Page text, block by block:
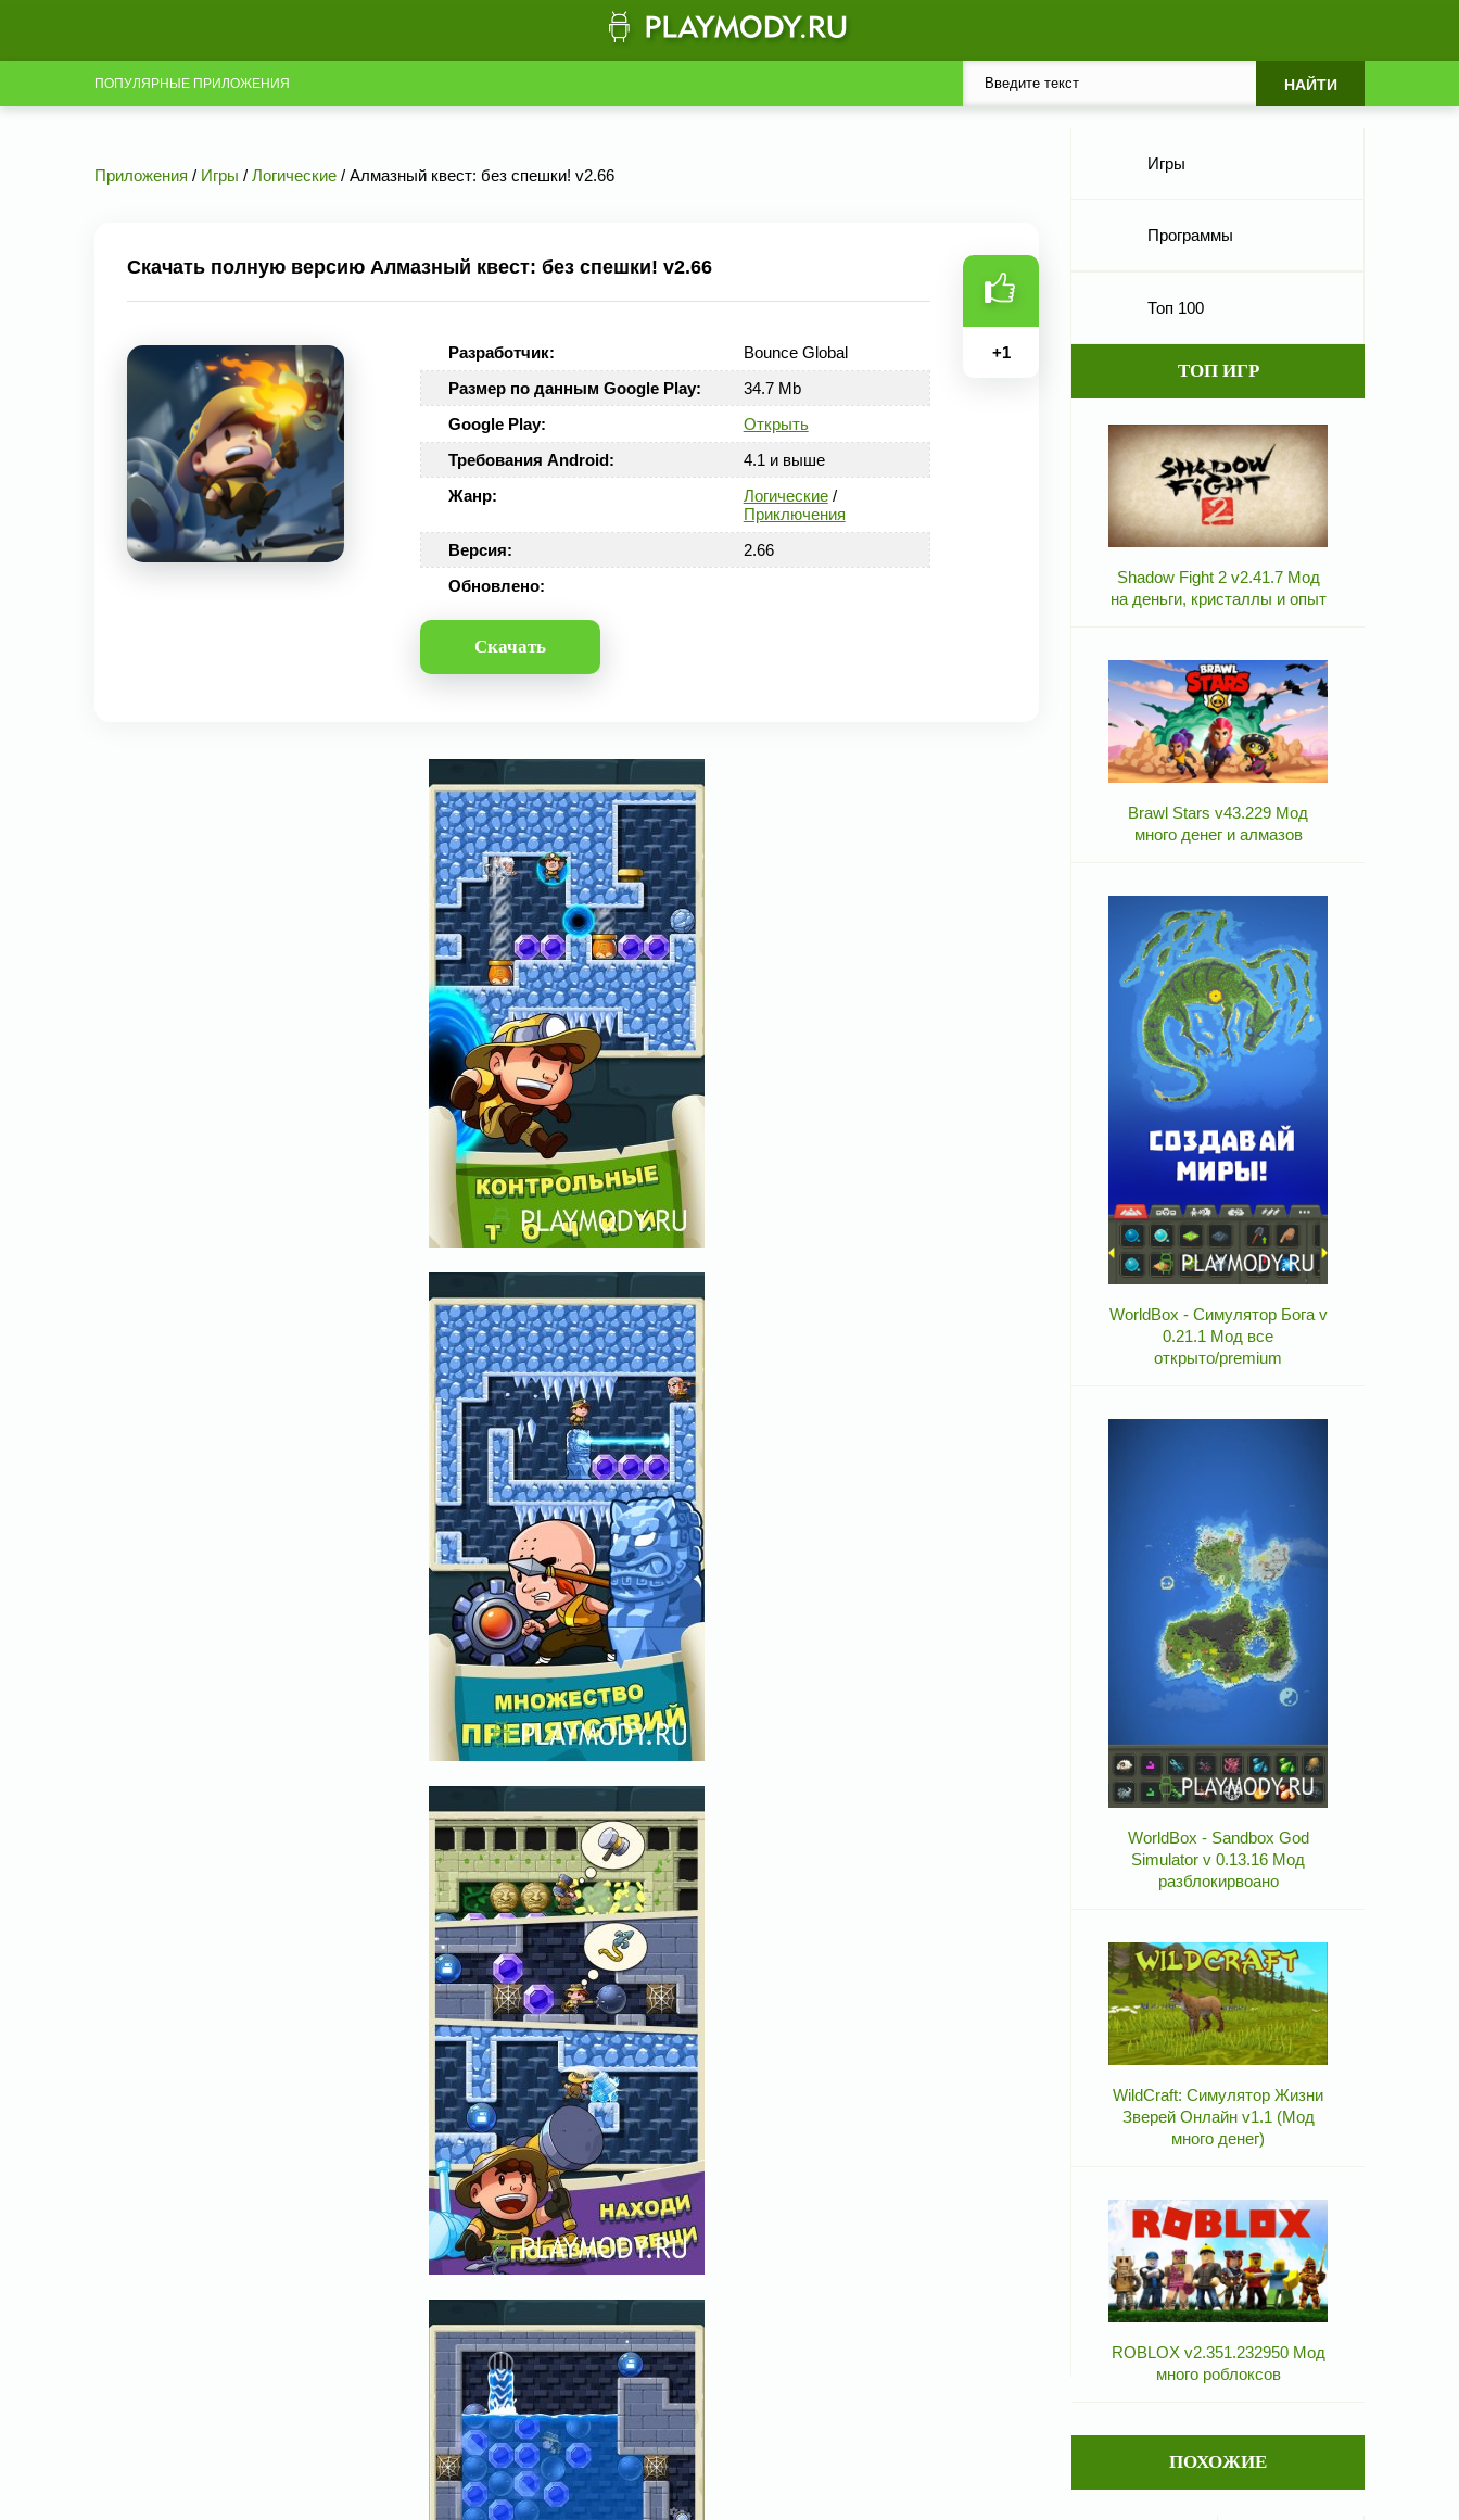
ПОПУЛЯРНЫЕ ПРИЛОЖЕНИЯ
Приложения / Игры / Логические / Алмазный квест: без спешки! v2.66
Скачать полную версию Алмазный квест: без спешки! v2.66
Разработчик:
Bounce Global
Размер по данным Google Play:
34.7 Mb
Google Play:
Открыть
Требования Android:
4.1 и выше
Жанр:
Логические/
Приключения
Версия:
2.66
Обновлено:
Скачать
+1
Игры
Программы
Топ 100
ТОП ИГР
Shadow Fight 2 v2.41.7 Мод
на деньги, кристаллы и опыт
Brawl Stars v43.229 Мод
много денег и алмазов
WorldBox - Симулятор Бога v
0.21.1 Мод все
открыто/premium
WorldBox - Sandbox God
Simulator v 0.13.16 Мод
разблокирвоано
WildCraft: Симулятор Жизни
Зверей Онлайн v1.1 (Мод
много денег)
ROBLOX v2.351.232950 Мод
много роблоксов
ПОХОЖИЕ